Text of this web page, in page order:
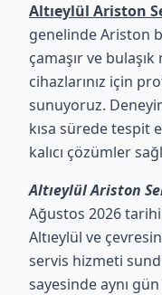
Altıeylül Ariston
genelinde Ariston
çamaşır ve
cihazlarınız için
sunuyoruz.
kısa sürede tespit
kalıcı çözümler
Altıeylül Ariston
Ağustos 2026
Altıeylül ve
servis hizmeti
sayesinde aynı